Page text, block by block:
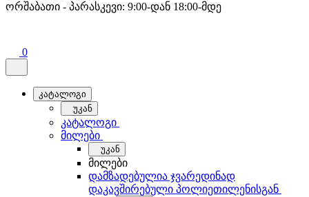
ორშაბათი - პარასკევი: 9:00-დან 18:00-მდე
0
კატალოგი
უკან
კატალოგი
მილები
უკან
მილები
დამზადებულია ჯვარედინად
დაკავშირებული პოლიეთილენისგან